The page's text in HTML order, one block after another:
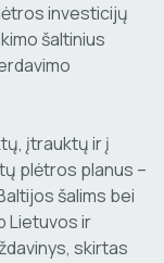
investicijų
šaltinius
įtrauktų ir į
plėtros planus –
šalims bei
Lietuvos ir
skirtas